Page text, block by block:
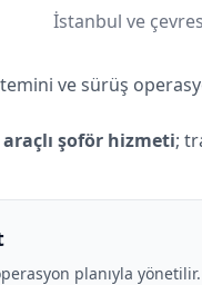
İstanbul ve
ve sürüş
araçlı şoför hizmeti;
planıyla yönetilir.